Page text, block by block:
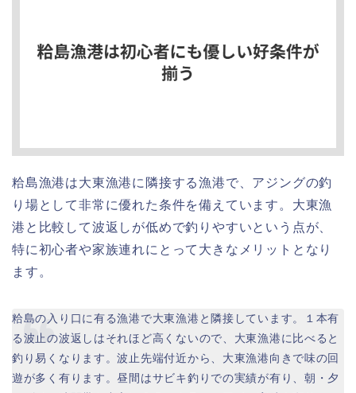
粭島漁港は大東漁港に隣接する漁港で、アジングの釣
り場として非常に優れた条件を備えています。大東漁
港と比較して波返しが低めで釣りやすいという点が、
特に初心者や家族連れにとって大きなメリットとなり
ます。
粭島の入り口に有る漁港で大東漁港と隣接しています。１本有
る波止の波返しはそれほど高くないので、大東漁港に比べると
釣り易くなります。波止先端付近から、大東漁港向きで味の回
遊が多く有ります。昼間はサビキ釣りでの実績が有り、朝・夕